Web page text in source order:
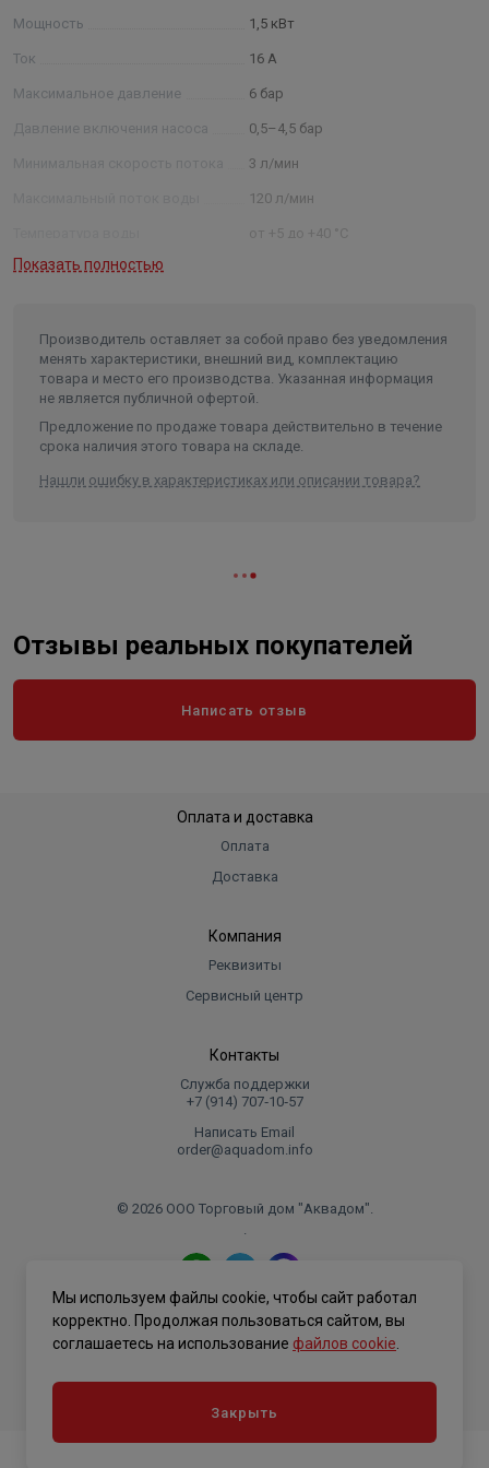
Мощность 1,5 кВт
Ток 16 А
Максимальное давление 6 бар
Давление включения насоса 0,5–4,5 бар
3 л/мин
120 л/мин
от +5 до +40 °С
Присоединительные размеры
Длина в упаковке, см. 18.6
Ширина в упаковке, см. 11
Высота в упаковке, см. 11.2
Вес в упаковке, кг 1.050
Высота 112
0.002292
Показать полностью
Производитель оставляет за собой право без уведомления
менять характеристики, внешний вид, комплектацию
товара и место его производства. Указанная информация
не является публичной офертой.
Предложение по продаже товара действительно в течение
срока наличия этого товара на складе.
Нашли ошибку в характеристиках или описании товара?
Отзывы реальных покупателей
Написать отзыв
Оплата и доставка
Оплата
Доставка
Компания
Реквизиты
Сервисный центр
Контакты
Служба поддержки
+7 (914) 707‑10‑57
Написать Email
order@aquadom.info
© 2026 ООО Торговый дом "Аквадом".
.
Политика конфиденциальности
Мы используем файлы cookie, чтобы сайт работал
корректно. Продолжая пользоваться сайтом, вы
соглашаетесь на использование файлов cookie
Закрыть